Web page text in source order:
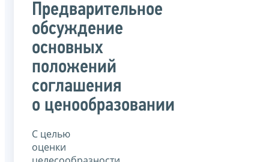
Предварительное
обсуждение
основных
положений
соглашения
о ценообразовании
С целью
оценки